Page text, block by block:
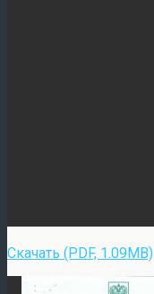
Скачать (PDF, 1.09MB)